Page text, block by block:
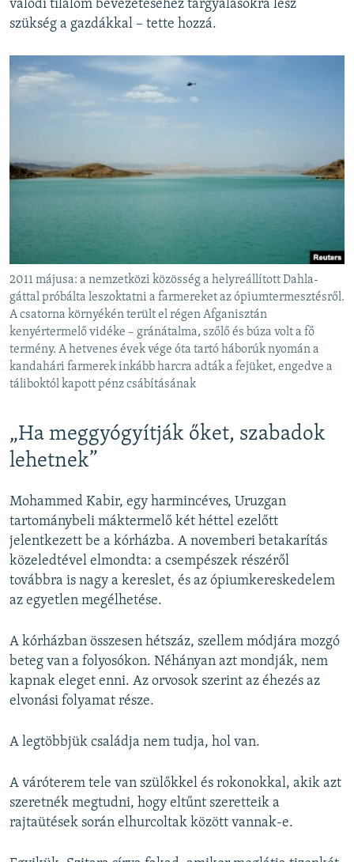
valódi tilalom bevezetéséhez tárgyalásokra lesz
szükség a gazdákkal – tette hozzá.
2011 májusa: a nemzetközi közösség a helyreállított Dahla-
gáttal próbálta leszoktatni a farmereket az ópiumtermesztésről.
A csatorna környékén terült el régen Afganisztán
kenyértermelő vidéke – gránátalma, szőlő és búza volt a fő
termény. A hetvenes évek vége óta tartó háborúk nyomán a
kandahári farmerek inkább harcra adták a fejüket, engedve a
táliboktól kapott pénz csábításának
„Ha meggyógyítják őket, szabadok
lehetnek”
Mohammed Kabir, egy harmincéves, Uruzgan
tartománybeli máktermelő két héttel ezelőtt
jelentkezett be a kórházba. A novemberi betakarítás
közeledtével elmondta: a csempészek részéről
továbbra is nagy a kereslet, és az ópiumkereskedelem
az egyetlen megélhetése.
A kórházban összesen hétszáz, szellem módjára mozgó
beteg van a folyosókon. Néhányan azt mondják, nem
kapnak eleget enni. Az orvosok szerint az éhezés az
elvonási folyamat része.
A legtöbbjük családja nem tudja, hol van.
A váróterem tele van szülőkkel és rokonokkal, akik azt
szeretnék megtudni, hogy eltűnt szeretteik a
rajtaütések során elhurcoltak között vannak-e.